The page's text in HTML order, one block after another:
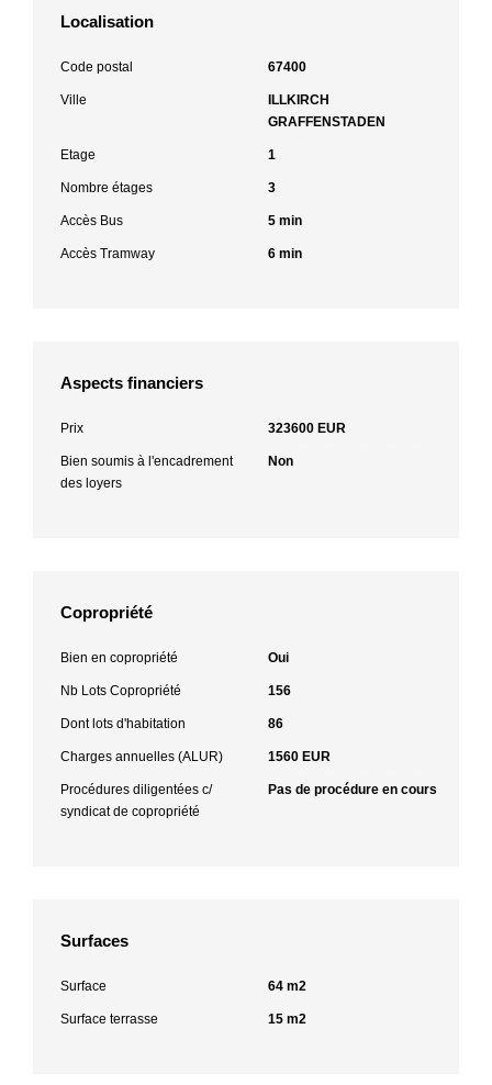
Localisation
Code postal 67400
Ville
ILLKIRCH
GRAFFENSTADEN
Etage 1
Nombre étages 3
Accès Bus 5 min
Accès Tramway 6 min
Aspects financiers
Prix 323600 EUR
Bien soumis à l'encadrement
des loyers
Non
Copropriété
Bien en copropriété Oui
Nb Lots Copropriété 156
Dont lots d'habitation 86
Charges annuelles (ALUR) 1560 EUR
Procédures diligentées c/
syndicat de copropriété
Pas de procédure en cours
Surfaces
Surface 64 m2
Surface terrasse 15 m2